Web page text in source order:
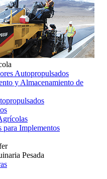
Autopropulsados
y Almacenamiento de
para Implementos
Pesada